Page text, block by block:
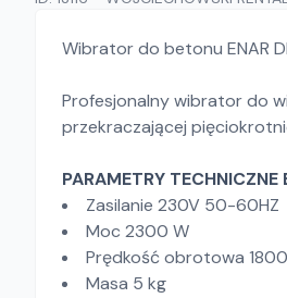
Wibrator do betonu ENAR
Profesjonalny wibrator do
przekraczającej
PARAMETRY TECHNICZNE
Zasilanie 230V 50-60HZ
Moc 2300 W
Prędkość obrotowa
Masa 5 kg